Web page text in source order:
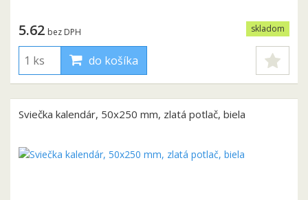
skladom
5.62 bez DPH
do košíka
Sviečka kalendár, 50x250 mm, zlatá potlač, biela